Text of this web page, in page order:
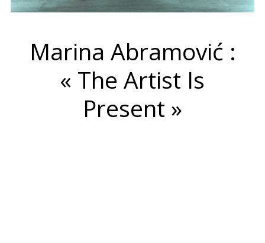
Marina Abramović :
« The Artist Is
Present »